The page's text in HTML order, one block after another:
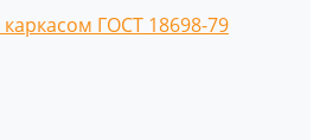
ГОСТ 18698-79